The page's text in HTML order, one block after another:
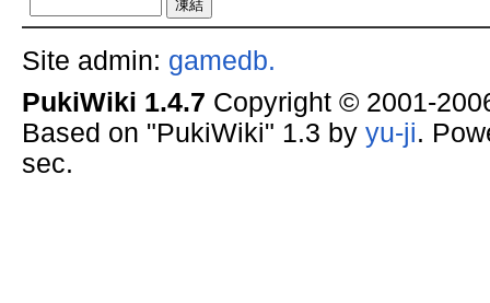
Site admin: gamedb.
PukiWiki 1.4.7 Copyright © 2001-
Based on "PukiWiki" 1.3 by yu-ji.
sec.